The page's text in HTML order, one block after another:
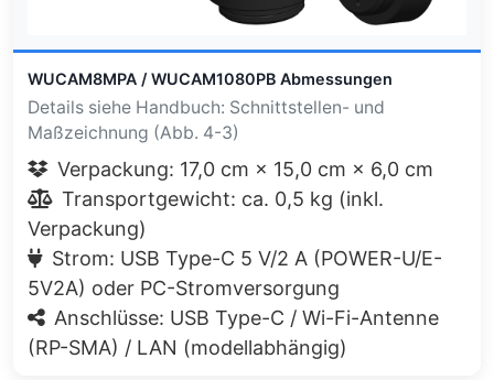
WUCAM8MPA / WUCAM1080PB Abmessungen
Details siehe Handbuch: Schnittstellen- und
Maßzeichnung (Abb. 4-3)
Verpackung: 17,0 cm × 15,0 cm × 6,0 cm
Transportgewicht: ca. 0,5 kg (inkl.
Verpackung)
Strom: USB Type-C 5 V/2 A (POWER-U/E-
5V2A) oder PC-Stromversorgung
Anschlüsse: USB Type-C / Wi-Fi-Antenne
(RP-SMA) / LAN (modellabhängig)